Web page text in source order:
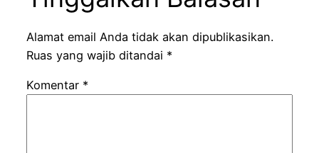
Alamat email Anda tidak akan dipublikasikan.
Ruas yang wajib ditandai *
Komentar *